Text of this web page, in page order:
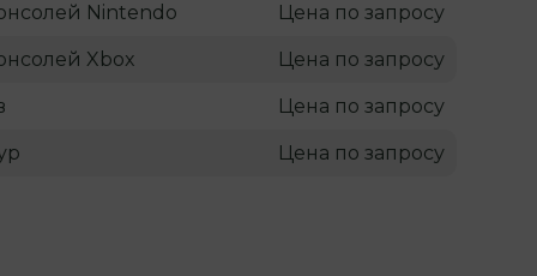
Nintendo Цена по запросу
Xbox Цена по запросу
Цена по запросу
Цена по запросу